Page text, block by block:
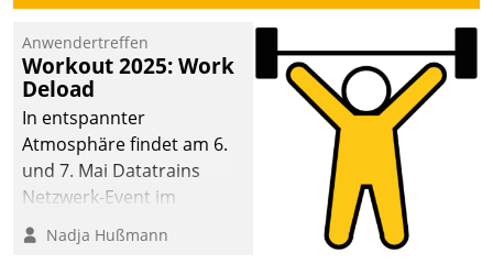
Anwendertreffen
Workout 2025: Work
Deload
In entspannter
Atmosphäre findet am 6.
und 7. Mai Datatrains
Netzwerk-Event im
Kunden- und Partnerkreis
statt. Zentrale Frage: Wie
Nadja Hußmann